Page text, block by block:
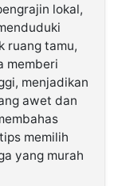
lokal,
ruang tamu,
memberi
menjadikan
awet dan
memilih
yang murah